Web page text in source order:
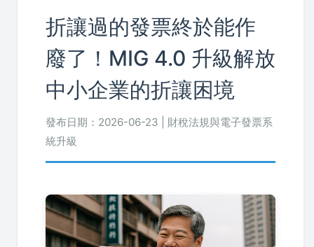
折讓過的發票終於能作
廢了！MIG 4.0 升級解放
中小企業的折讓困境
發布日期：2026-06-23 | 財稅法規與電子發票系
統升級